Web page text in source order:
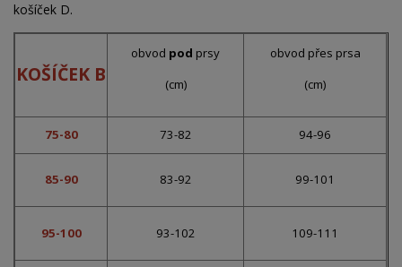
košíček D.
KOŠÍČEK B
obvod pod prsy
(cm)
obvod přes prsa
(cm)
75-80 73-82 94-96
85-90 83-92 99-101
95-100 93-102 109-111